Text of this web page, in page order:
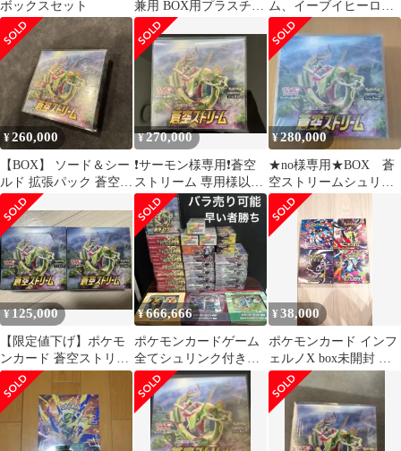
ボックスセット
兼用 BOX用プラスチッ
クケース ボックスロ
ーダー1
ム、イーブイヒーロー
ズ未開封シュリンク付
きBOXセット
¥260,000
【BOX】 ソード＆シー
ルド 拡張パック 蒼空ス
トリーム
¥270,000
❗️サーモン様専用❗️蒼空
ストリーム 専用様以外
購入厳禁
¥280,000
★no様専用★BOX 蒼
空ストリームシュリン
ク付き未開封 プロモ
カード付き
¥125,000
【限定値下げ】ポケモ
ンカード 蒼空ストリー
ム BOX おまけ付き
¥666,666
ポケモンカードゲーム
全てシュリンク付き未
開封BOX
¥38,000
ポケモンカード インフ
ェルノX box未開封 他
セット